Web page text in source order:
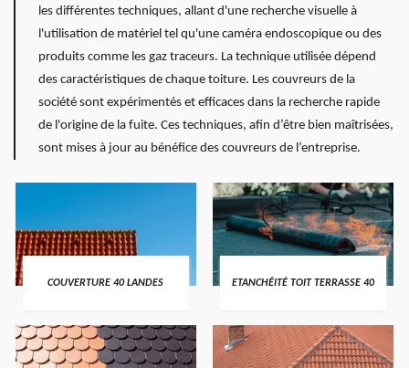
les différentes techniques, allant d'une recherche visuelle à
l'utilisation de matériel tel qu'une caméra endoscopique ou des
produits comme les gaz traceurs. La technique utilisée dépend
des caractéristiques de chaque toiture. Les couvreurs de la
société sont expérimentés et efficaces dans la recherche rapide
de l'origine de la fuite. Ces techniques, afin d’être bien maîtrisées,
sont mises à jour au bénéfice des couvreurs de l’entreprise.
COUVERTURE 40 LANDES ETANCHÉITÉ TOIT TERRASSE 40